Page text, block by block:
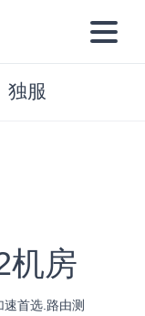
独服
机房
首选.路由测